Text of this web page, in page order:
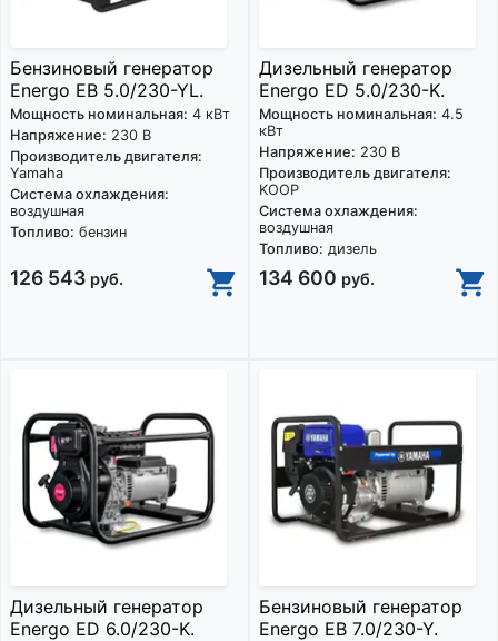
Бензиновый генератор
Energo EB 5.0/230-YL.
Мощность номинальная: 4 кВт
Напряжение: 230 В
Производитель двигателя:
Yamaha
Система охлаждения:
воздушная
Топливо: бензин
126 543 руб.
Дизельный генератор
Energo ED 5.0/230-K.
Мощность номинальная: 4.5
кВт
Напряжение: 230 В
Производитель двигателя:
KOOP
Система охлаждения:
воздушная
Топливо: дизель
134 600 руб.
Дизельный генератор
Energo ED 6.0/230-K.
Бензиновый генератор
Energo EB 7.0/230-Y.